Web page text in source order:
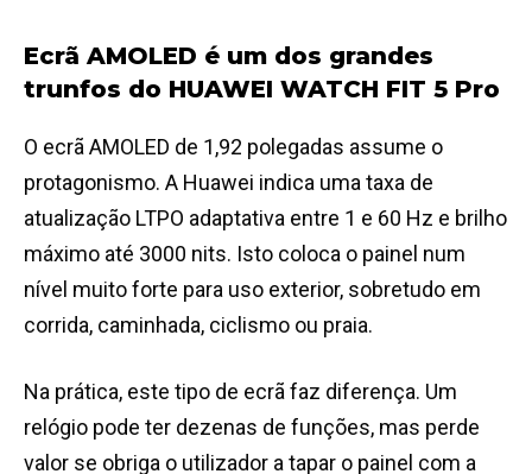
Ecrã AMOLED é um dos grandes
trunfos do HUAWEI WATCH FIT 5 Pro
O ecrã AMOLED de 1,92 polegadas assume o
protagonismo. A Huawei indica uma taxa de
atualização LTPO adaptativa entre 1 e 60 Hz e brilho
máximo até 3000 nits. Isto coloca o painel num
nível muito forte para uso exterior, sobretudo em
corrida, caminhada, ciclismo ou praia.
Na prática, este tipo de ecrã faz diferença. Um
relógio pode ter dezenas de funções, mas perde
valor se obriga o utilizador a tapar o painel com a